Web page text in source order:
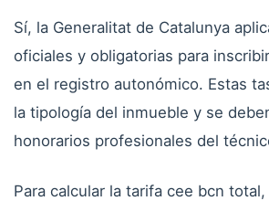
Sí, la Generalitat de Catalunya
oficiales y obligatorias para
en el registro autonómico. Estas
la tipología del inmueble y se
honorarios profesionales del
Para calcular la tarifa cee bcn